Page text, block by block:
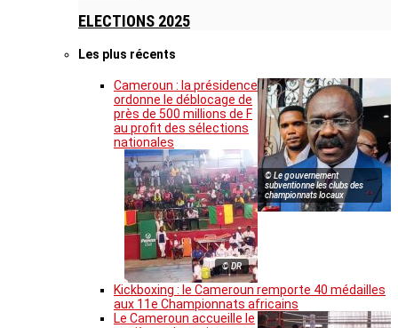
ELECTIONS 2025
Les plus récents
© Le gouvernement
subventionne les clubs des
championnats locaux
Cameroun : la présidence
ordonne le déblocage de
près de 500 millions de F
au profit des sélections
nationales
© DR
Kickboxing : le Cameroun remporte 40 médailles
aux 11e Championnats africains
Le Cameroun accueille le